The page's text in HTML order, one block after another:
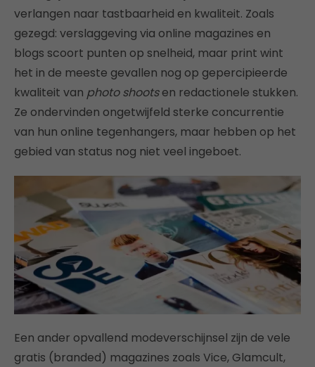
verlangen naar tastbaarheid en kwaliteit. Zoals
gezegd: verslaggeving via online magazines en
blogs scoort punten op snelheid, maar print wint
het in de meeste gevallen nog op gepercipieerde
kwaliteit van photo shootsen redactionele stukken.
Ze ondervinden ongetwijfeld sterke concurrentie
van hun online tegenhangers, maar hebben op het
gebied van status nog niet veel ingeboet.
Een ander opvallend modeverschijnsel zijn de vele
gratis (branded) magazines zoals Vice, Glamcult,